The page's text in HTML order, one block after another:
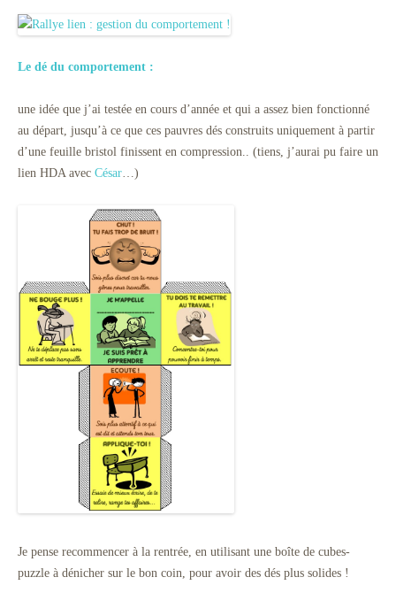
Le dé du comportement :
une idée que j’ai testée en cours d’année et qui a assez bien fonctionné
au départ, jusqu’à ce que ces pauvres dés construits uniquement à partir
d’une feuille bristol finissent en compression.. (tiens, j’aurai pu faire un
lien HDA avec César…)
Je pense recommencer à la rentrée, en utilisant une boîte de cubes-
puzzle à dénicher sur le bon coin, pour avoir des dés plus solides !